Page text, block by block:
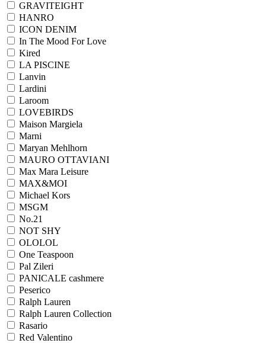
GRAVITEIGHT
HANRO
ICON DENIM
In The Mood For Love
Kired
LA PISCINE
Lanvin
Lardini
Laroom
LOVEBIRDS
Maison Margiela
Marni
Maryan Mehlhorn
MAURO OTTAVIANI
Max Mara Leisure
MAX&MOI
Michael Kors
MSGM
No.21
NOT SHY
OLOLOL
One Teaspoon
Pal Zileri
PANICALE cashmere
Peserico
Ralph Lauren
Ralph Lаuren Collection
Rasario
Red Valentino